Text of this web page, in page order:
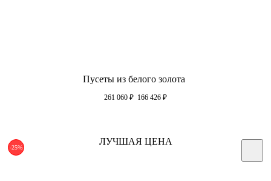
Пусеты из белого золота
261 060 ₽ 166 426 ₽
-25%
ЛУЧШАЯ ЦЕНА